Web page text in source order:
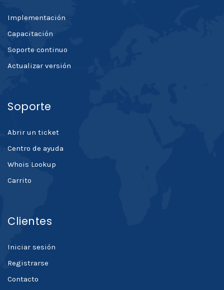
Implementación
Capacitación
Soporte continuo
Actualizar versión
Soporte
Abrir un ticket
Centro de ayuda
Whois Lookup
Carrito
Clientes
Iniciar sesión
Registrarse
Contacto